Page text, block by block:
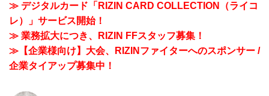
≫ デジタルカード「RIZIN CARD COLLECTION（ライコ
レ）」サービス開始！
≫ 業務拡大につき、RIZIN FFスタッフ募集！
≫【企業様向け】大会、RIZINファイターへのスポンサー /
企業タイアップ募集中！